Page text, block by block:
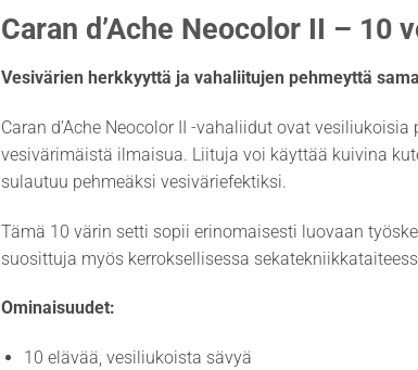
Caran d’Ache Neocolor II – 10
Vesivärien herkkyyttä ja vahaliitujen pehmeyttä
Caran d’Ache Neocolor II -vahaliidut ovat
vesivärimäistä ilmaisua. Liituja voi käyttää kuivina
sulautuu pehmeäksi vesiväriefektiksi.
Tämä 10 värin setti sopii erinomaisesti luovaan
suosittuja myös kerroksellisessa
Ominaisuudet:
10 elävää, vesiliukoista sävyä